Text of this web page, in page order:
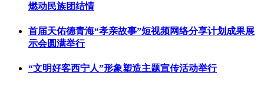
燃动民族团结情
首届天佑德青海“孝亲故事”短视频网络分享计划成果展
示会圆满举行
“文明好客西宁人”形象塑造主题宣传活动举行